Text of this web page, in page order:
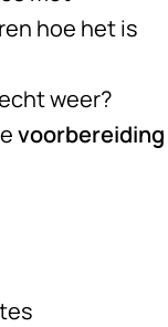
hoe het is
weer?
voorbereiding